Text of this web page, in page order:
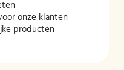
onze klanten
producten